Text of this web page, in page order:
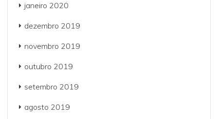
janeiro 2020
dezembro 2019
novembro 2019
outubro 2019
setembro 2019
agosto 2019